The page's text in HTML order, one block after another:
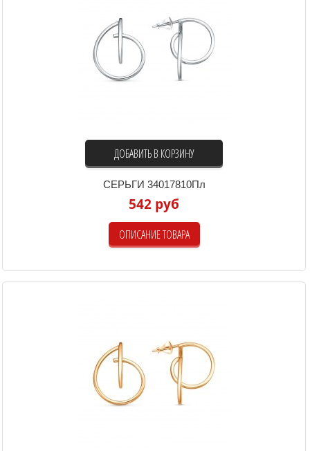
ДОБАВИТЬ В КОРЗИНУ
СЕРЬГИ 34017810Пл
542 руб
ОПИСАНИЕ ТОВАРА